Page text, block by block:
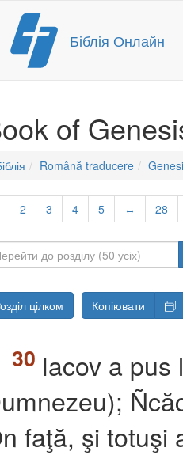
Перейти
вмісту
Біблія Онлайн
of
Română traducere
2 3 4 5 ↔ 28
цілком Копіювати
Iacov a pus
faţă, şi totuşi